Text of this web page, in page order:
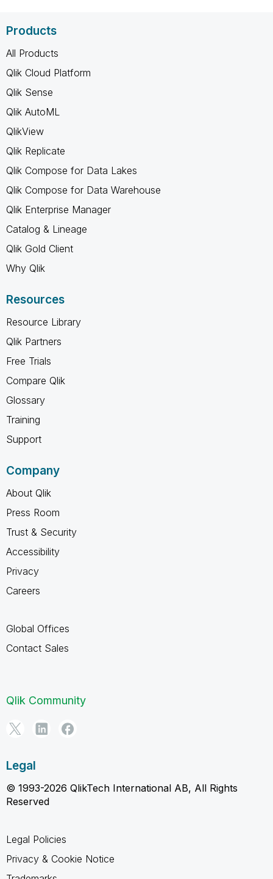
Products
All Products
Qlik Cloud Platform
Qlik Sense
Qlik AutoML
QlikView
Qlik Replicate
Qlik Compose for Data Lakes
Qlik Compose for Data Warehouse
Qlik Enterprise Manager
Catalog & Lineage
Qlik Gold Client
Why Qlik
Resources
Resource Library
Qlik Partners
Free Trials
Compare Qlik
Glossary
Training
Support
Company
About Qlik
Press Room
Trust & Security
Accessibility
Privacy
Careers
Global Offices
Contact Sales
Qlik Community
Legal
© 1993-2026 QlikTech International AB, All Rights
Reserved
Legal Policies
Privacy & Cookie Notice